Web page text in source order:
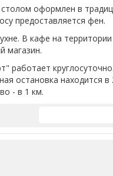
оформлен в
предоставляется фен.
В кафе на
магазин.
работает
остановка находится
- в 1 км.